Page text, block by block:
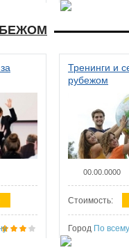
Тренинги и
рубежом
00.00.0000
Стоимость:
Город По